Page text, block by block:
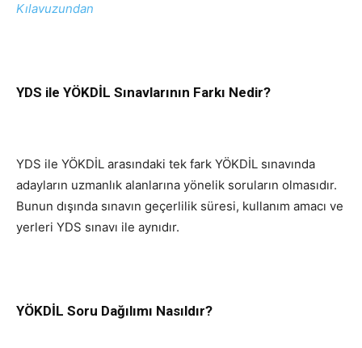
Kılavuzundan
YDS ile YÖKDİL Sınavlarının Farkı Nedir?
YDS ile YÖKDİL arasındaki tek fark YÖKDİL sınavında
adayların uzmanlık alanlarına yönelik soruların olmasıdır.
Bunun dışında sınavın geçerlilik süresi, kullanım amacı ve
yerleri YDS sınavı ile aynıdır.
YÖKDİL Soru Dağılımı Nasıldır?